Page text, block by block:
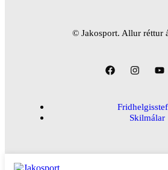
© Jakosport. Allur réttur
Skilmálar